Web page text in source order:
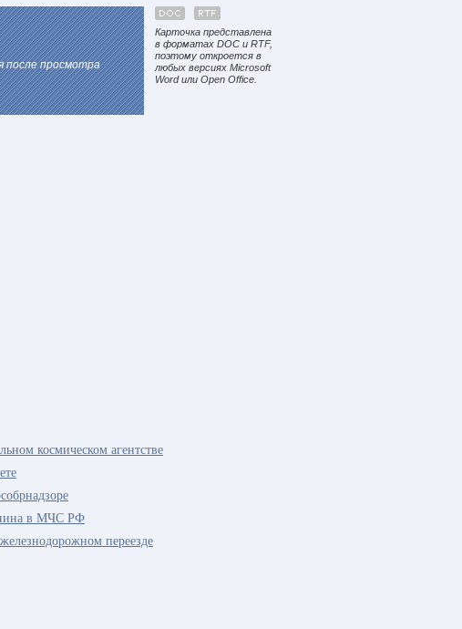
после просмотра
Карточка представлена
в форматах DOC и RTF,
поэтому откроется в
любых версиях Microsoft
Word или Open Office.
космическом агентстве
в МЧС РФ
переезде